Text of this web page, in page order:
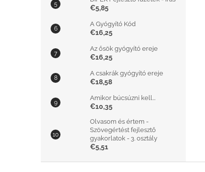
€5,85
A Gyógyító Kód
€16,25
Az ősök gyógyító ereje
€16,25
A csakrák gyógyító ereje
€18,58
Amikor búcsúzni kell...
€10,35
Olvasom és értem -
Szövegértést fejlesztő
gyakorlatok - 3. osztály
€5,51